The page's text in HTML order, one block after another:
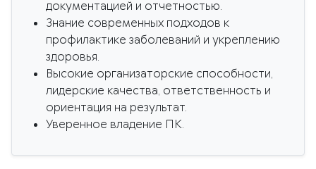
документацией и отчетностью.
Знание современных подходов к
профилактике заболеваний и укреплению
здоровья.
Высокие организаторские способности,
лидерские качества, ответственность и
ориентация на результат.
Уверенное владение ПК.